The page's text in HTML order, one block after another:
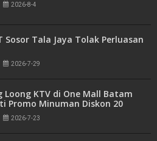
2026-8-4
Sosor Tala Jaya Tolak Perluasan
2026-7-29
Loong KTV di One Mall Batam
Promo Minuman Diskon 20
2026-7-23